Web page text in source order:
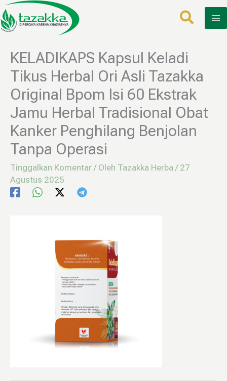
Lewati
ke
konten
KELADIKAPS Kapsul Keladi
Tikus Herbal Ori Asli Tazakka
Original Bpom Isi 60 Ekstrak
Jamu Herbal Tradisional Obat
Kanker Penghilang Benjolan
Tanpa Operasi
Tinggalkan Komentar / Oleh Tazakka Herba / 27
Agustus 2025